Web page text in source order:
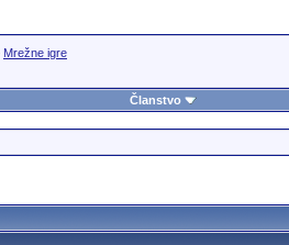
Mrežne igre
Članstvo